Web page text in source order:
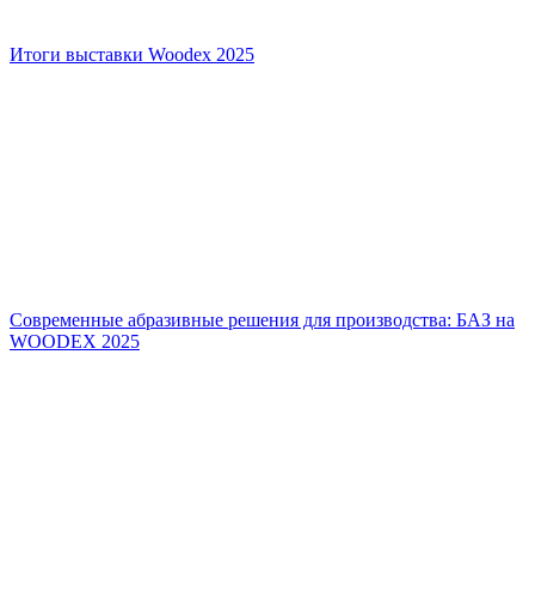
Итоги выставки Woodex 2025
Современные абразивные решения для производства: БАЗ на
WOODEX 2025